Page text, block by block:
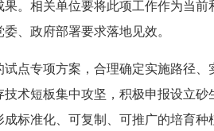
。相关单位要将此项工作作为当前
、政府部署要求落地见效。
点专项方案，合理确定实施路径、
术短板集中攻坚，积极申报设立砂
标准化、可复制、可推广的培育种